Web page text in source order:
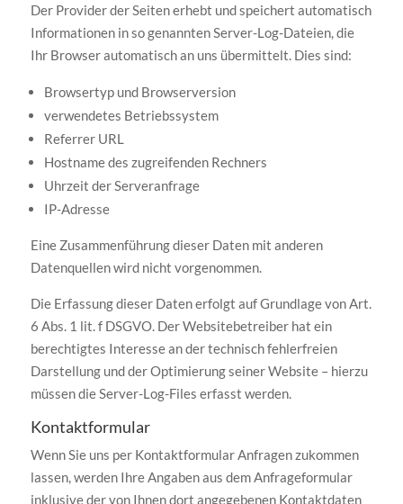
Der Provider der Seiten erhebt und speichert automatisch
Informationen in so genannten Server-Log-Dateien, die
Ihr Browser automatisch an uns übermittelt. Dies sind:
Browsertyp und Browserversion
verwendetes Betriebssystem
Referrer URL
Hostname des zugreifenden Rechners
Uhrzeit der Serveranfrage
IP-Adresse
Eine Zusammenführung dieser Daten mit anderen
Datenquellen wird nicht vorgenommen.
Die Erfassung dieser Daten erfolgt auf Grundlage von Art.
6 Abs. 1 lit. f DSGVO. Der Websitebetreiber hat ein
berechtigtes Interesse an der technisch fehlerfreien
Darstellung und der Optimierung seiner Website – hierzu
müssen die Server-Log-Files erfasst werden.
Kontaktformular
Wenn Sie uns per Kontaktformular Anfragen zukommen
lassen, werden Ihre Angaben aus dem Anfrageformular
inklusive der von Ihnen dort angegebenen Kontaktdaten